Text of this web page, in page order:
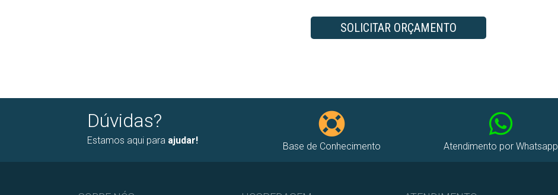
SOLICITAR ORÇAMENTO
Dúvidas?
Estamos aqui para ajudar!
Base de Conhecimento Atendimento por Whatsapp